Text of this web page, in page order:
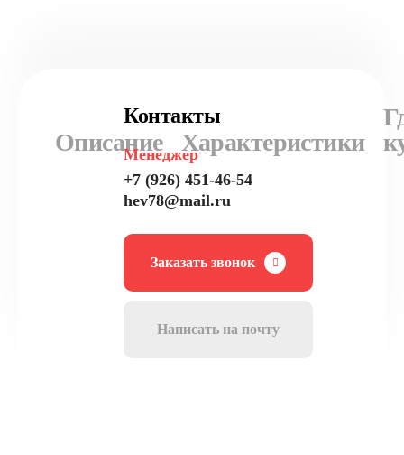
Описание Характеристики
Контакты
Менеджер
+7 (926) 451-46-54
hev78@mail.ru
Заказать звонок
Написать на почту